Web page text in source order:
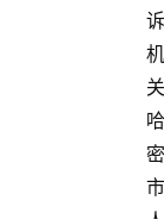
诉
机
关
哈
密
市